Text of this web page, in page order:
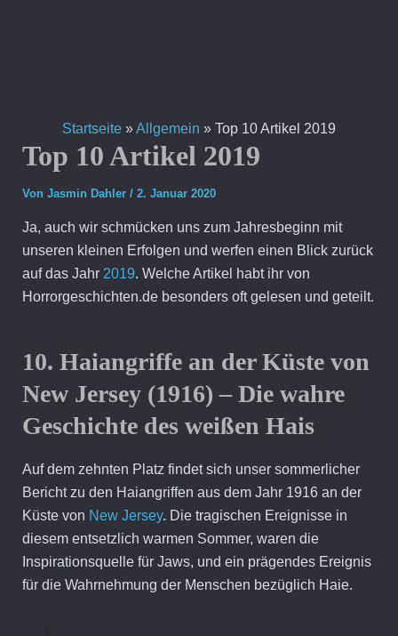
Startseite »Allgemein » Top 10 Artikel 2019
Top 10 Artikel 2019
Von Jasmin Dahler / 2. Januar 2020
Ja, auch wir schmücken uns zum Jahresbeginn mit
unseren kleinen Erfolgen und werfen einen Blick zurück
auf das Jahr 2019. Welche Artikel habt ihr von
Horrorgeschichten.de besonders oft gelesen und geteilt.
10. Haiangriffe an der Küste von
New Jersey (1916) – Die wahre
Geschichte des weißen Hais
Auf dem zehnten Platz findet sich unser sommerlicher
Bericht zu den Haiangriffen aus dem Jahr 1916 an der
Küste von New Jersey. Die tragischen Ereignisse in
diesem entsetzlich warmen Sommer, waren die
Inspirationsquelle für Jaws, und ein prägendes Ereignis
für die Wahrnehmung der Menschen bezüglich Haie.